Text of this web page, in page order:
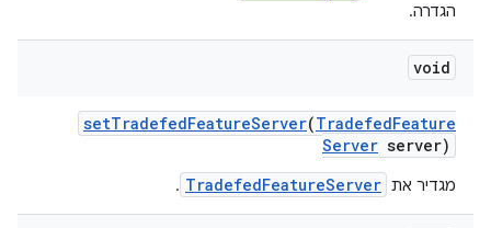
הגדרה.
void
setTradefedFeatureServer(TradefedFeature
Server server)
מגדיר את TradefedFeatureServer
.